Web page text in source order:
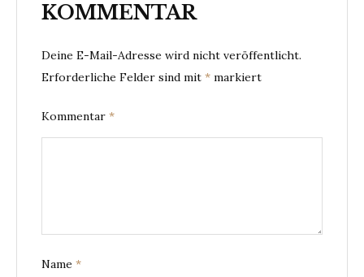
KOMMENTAR
Deine E-Mail-Adresse wird nicht veröffentlicht.
Erforderliche Felder sind mit * markiert
Kommentar *
Name *